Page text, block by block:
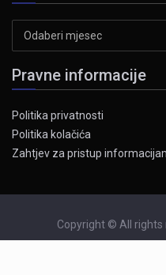
Pravne informacije
Politika privatnosti
Politika kolačića
Zahtjev za pristup
Copyright © All rights